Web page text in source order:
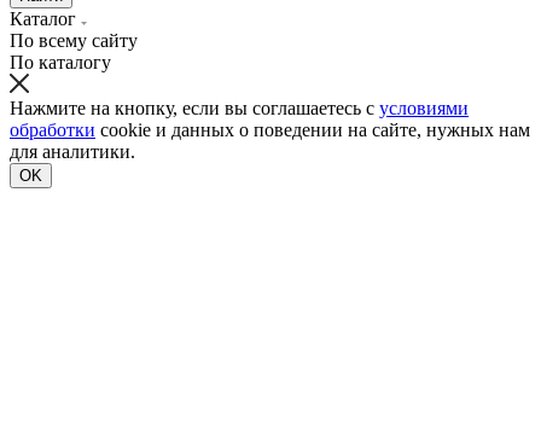
Каталог
По всему сайту
По каталогу
Нажмите на кнопку, если вы соглашаетесь с условиями
обработки cookie и данных о поведении на сайте, нужных нам
для аналитики.
OK